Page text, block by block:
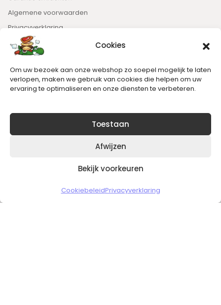
Cookies
Om uw bezoek aan onze webshop zo soepel mogelijk te laten
verlopen, maken we gebruik van cookies die helpen om uw
ervaring te optimaliseren en onze diensten te verbeteren.
Toestaan
Afwijzen
Bekijk voorkeuren
CookiebeleidPrivacyverklaring
Algemene voorwaarden
Privacyverklaring
Nieuwsbrief
Blijft op de hoogte van het laatste nieuws.